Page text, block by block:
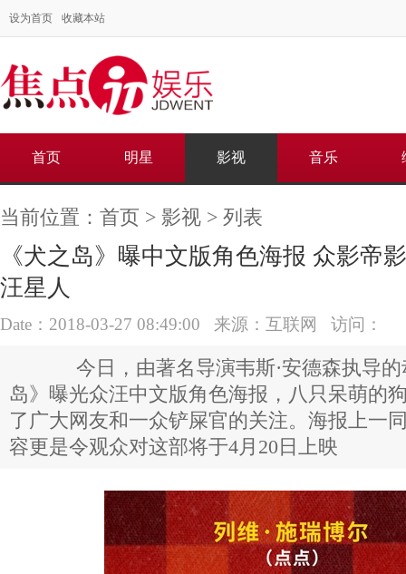
设为首页 收藏本站
首页 明星 影视 音乐
当前位置： 首页 > 影视 > 列表
《犬之岛》曝中文版角色海报 众影帝
汪星人
Date：2018-03-27 08:49:00 来源：互联网 访问：
今日，由著名导演韦斯·安德森执导的
岛》曝光众汪中文版角色海报，八只呆萌的
了广大网友和一众铲屎官的关注。海报上一
容更是令观众对这部将于4月20日上映